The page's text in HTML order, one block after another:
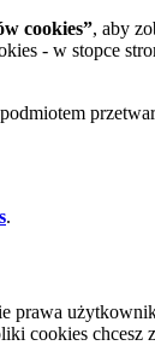
cookies”, aby
- w stopce
.
prawa
cookies chcesz